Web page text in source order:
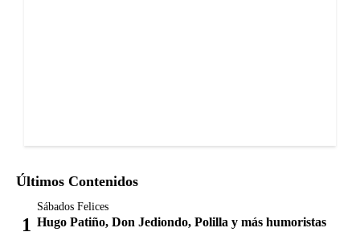
Últimos Contenidos
Sábados Felices
Hugo Patiño, Don Jediondo, Polilla y más humoristas